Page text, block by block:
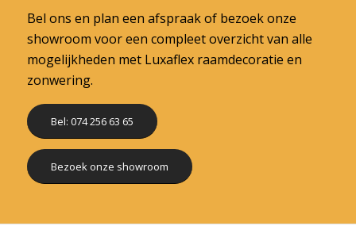
Bel ons en plan een afspraak of bezoek onze
showroom voor een compleet overzicht van alle
mogelijkheden met Luxaflex raamdecoratie en
zonwering.
Bel: 074 256 63 65
Bezoek onze showroom